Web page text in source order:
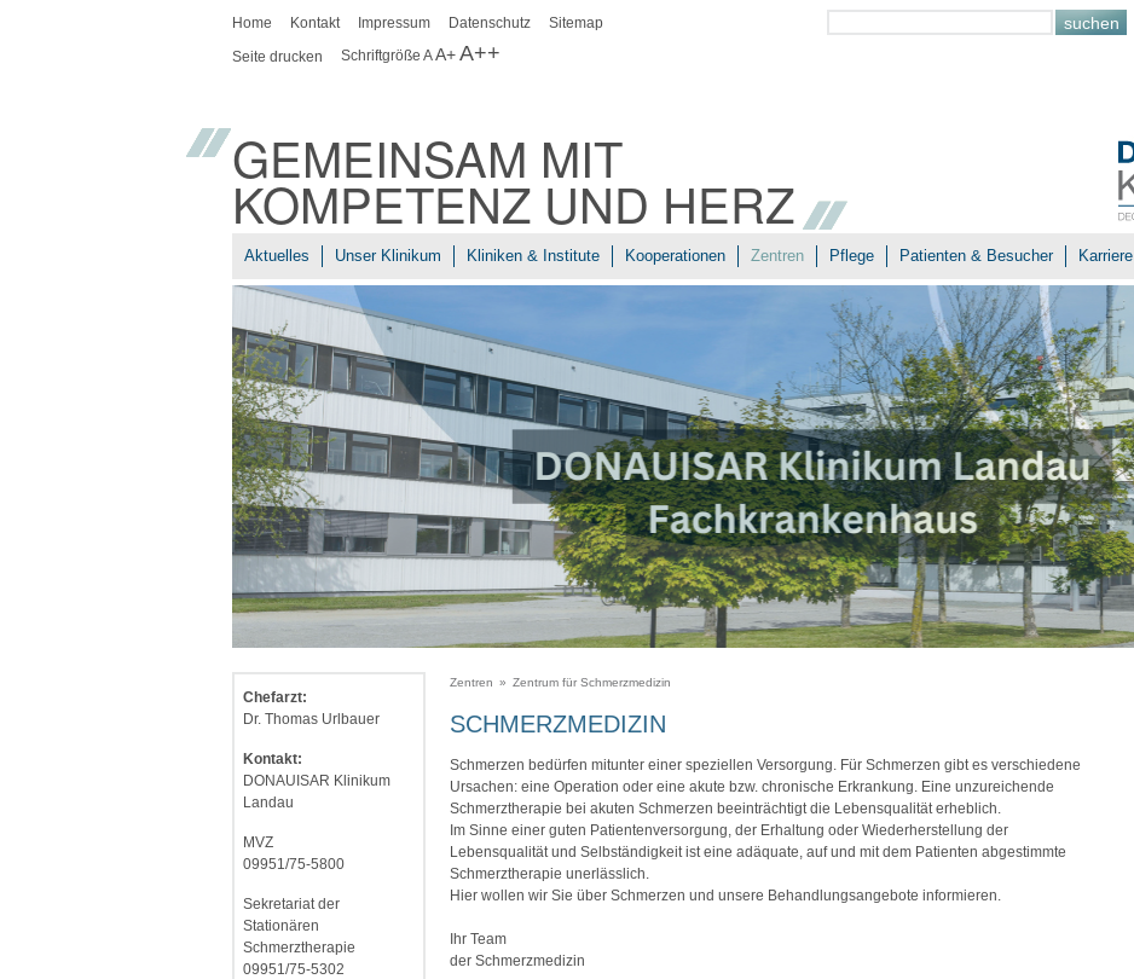
Home Kontakt Impressum Datenschutz
Sitemap
Seite drucken
Schriftgröße A A+A++
GEMEINSAM MIT
KOMPETENZ UND HERZ
Aktuelles Unser Klinikum Kliniken & Institute Kooperationen Zentren Pflege Patienten & Besucher Karriere
Chefarzt:
Dr. Thomas Urlbauer
Kontakt:
DONAUISAR Klinikum
Landau
MVZ
09951/75-5800
Sekretariat der
Stationären
Schmerztherapie
09951/75-5302
Zentren » Zentrum für Schmerzmedizin
SCHMERZMEDIZIN
Schmerzen bedürfen mitunter einer speziellen Versorgung. Für Schmerzen gibt es verschiedene
Ursachen: eine Operation oder eine akute bzw. chronische Erkrankung. Eine unzureichende
Schmerztherapie bei akuten Schmerzen beeinträchtigt die Lebensqualität erheblich.
Im Sinne einer guten Patientenversorgung, der Erhaltung oder Wiederherstellung der
Lebensqualität und Selbständigkeit ist eine adäquate, auf und mit dem Patienten abgestimmte
Schmerztherapie unerlässlich.
Hier wollen wir Sie über Schmerzen und unsere Behandlungsangebote informieren.
Ihr Team
der Schmerzmedizin